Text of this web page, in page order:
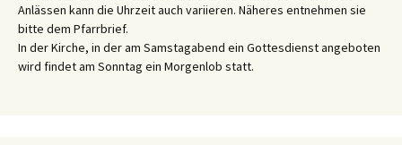
Anlässen kann die Uhrzeit auch variieren. Näheres entnehmen sie
bitte dem Pfarrbrief.
In der Kirche, in der am Samstagabend ein Gottesdienst angeboten
wird findet am Sonntag ein Morgenlob statt.